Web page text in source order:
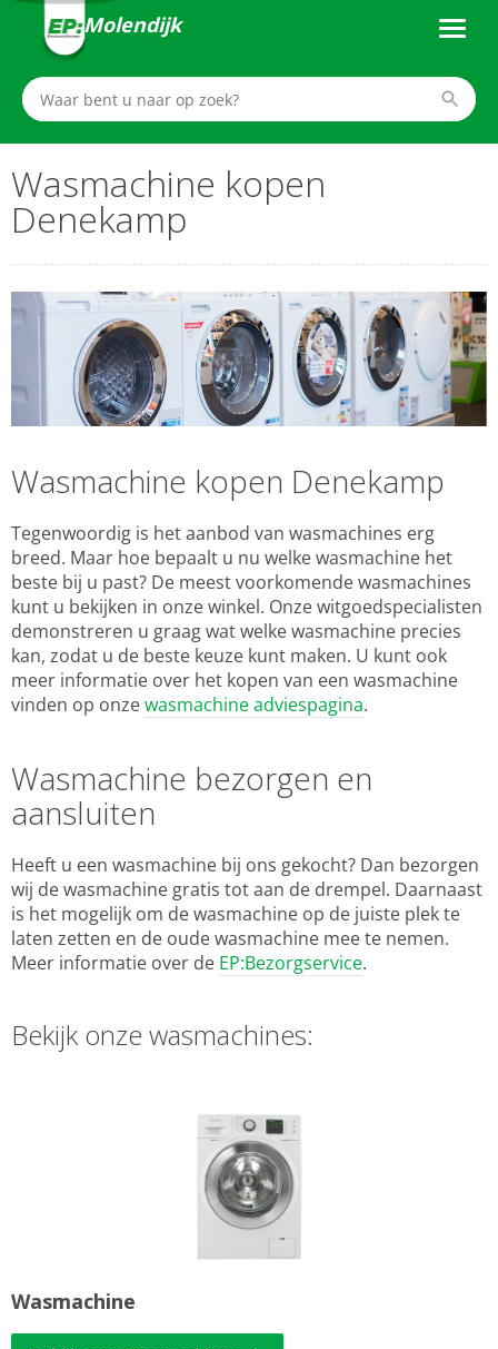
Molendijk
Wasmachine kopen
Denekamp
Wasmachine kopen Denekamp
Tegenwoordig is het aanbod van wasmachines erg
breed. Maar hoe bepaalt u nu welke wasmachine het
beste bij u past? De meest voorkomende wasmachines
kunt u bekijken in onze winkel. Onze witgoedspecialisten
demonstreren u graag wat welke wasmachine precies
kan, zodat u de beste keuze kunt maken. U kunt ook
meer informatie over het kopen van een wasmachine
vinden op onzewasmachine adviespagina.
Wasmachine bezorgen en
aansluiten
Heeft u een wasmachine bij ons gekocht? Dan bezorgen
wij de wasmachine gratis tot aan de drempel. Daarnaast
is het mogelijk om de wasmachine op de juiste plek te
laten zetten en de oude wasmachine mee te nemen.
Meer informatie over de EP:Bezorgservice.
Bekijk onze wasmachines:
Wasmachine